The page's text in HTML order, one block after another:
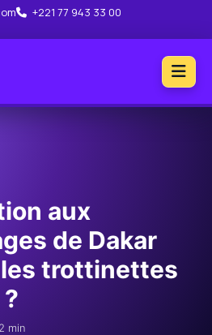
+221 77 943 33 00
aux
de Dakar
trottinettes
min